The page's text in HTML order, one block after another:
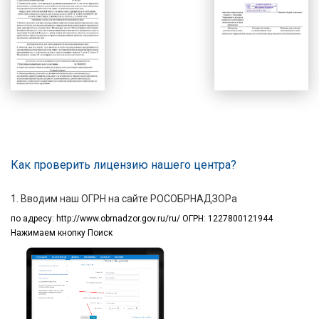
Как проверить лицензию нашего центра?
1. Вводим наш ОГРН на сайте РОСОБРНАДЗОРа
по адресу: http://www.obrnadzor.gov.ru/ru/ ОГРН: 1227800121944
Нажимаем кнопку Поиск